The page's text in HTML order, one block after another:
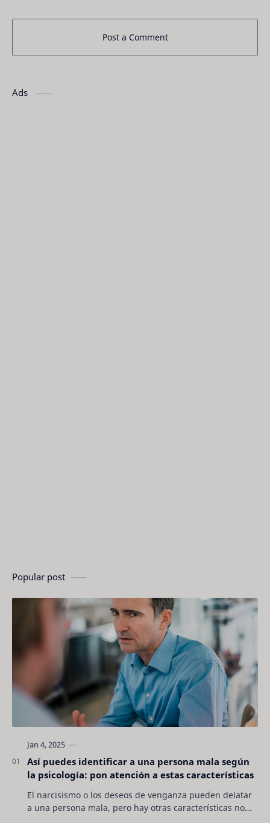
Post a Comment
Ads
Popular post
Así puedes identificar a una persona mala según
la psicología: pon atención a estas características
El narcisismo o los deseos de venganza pueden delatar
a una persona mala, pero hay otras características no